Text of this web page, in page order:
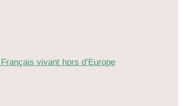
vivant hors d’Europe